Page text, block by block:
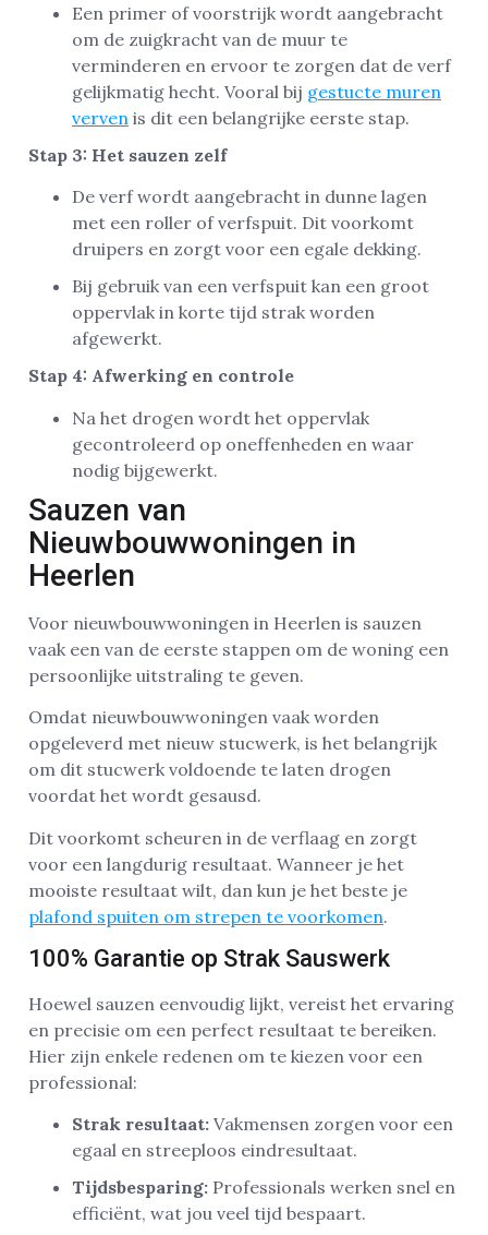
Een primer of voorstrijk wordt aangebracht
om de zuigkracht van de muur te
verminderen en ervoor te zorgen dat de verf
gelijkmatig hecht. Vooral bij gestucte muren
verven is dit een belangrijke eerste stap.
Stap 3: Het sauzen zelf
De verf wordt aangebracht in dunne lagen
met een roller of verfspuit. Dit voorkomt
druipers en zorgt voor een egale dekking.
Bij gebruik van een verfspuit kan een groot
oppervlak in korte tijd strak worden
afgewerkt.
Stap 4: Afwerking en controle
Na het drogen wordt het oppervlak
gecontroleerd op oneffenheden en waar
nodig bijgewerkt.
Sauzen van
Nieuwbouwwoningen in
Heerlen
Voor nieuwbouwwoningen in Heerlen is sauzen
vaak een van de eerste stappen om de woning een
persoonlijke uitstraling te geven.
Omdat nieuwbouwwoningen vaak worden
opgeleverd met nieuw stucwerk, is het belangrijk
om dit stucwerk voldoende te laten drogen
voordat het wordt gesausd.
Dit voorkomt scheuren in de verflaag en zorgt
voor een langdurig resultaat. Wanneer je het
mooiste resultaat wilt, dan kun je het beste je
plafond spuiten om strepen te voorkomen.
100% Garantie op Strak Sauswerk
Hoewel sauzen eenvoudig lijkt, vereist het ervaring
en precisie om een perfect resultaat te bereiken.
Hier zijn enkele redenen om te kiezen voor een
professional:
Strak resultaat: Vakmensen zorgen voor een
egaal en streeploos eindresultaat.
Tijdsbesparing: Professionals werken snel en
efficiënt, wat jou veel tijd bespaart.